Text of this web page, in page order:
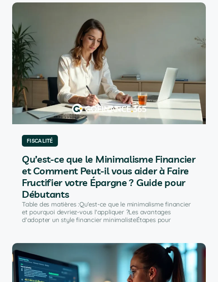
FISCALITÉ
Qu’est-ce que le Minimalisme Financier
et Comment Peut-il vous aider à Faire
Fructifier votre Épargne ? Guide pour
Débutants
Table des matières :Qu'est-ce que le minimalisme financier
et pourquoi devriez-vous l'appliquer ?Les avantages
d'adopter un style financier minimalisteÉtapes pour